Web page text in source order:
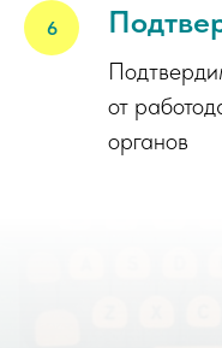
от
органов